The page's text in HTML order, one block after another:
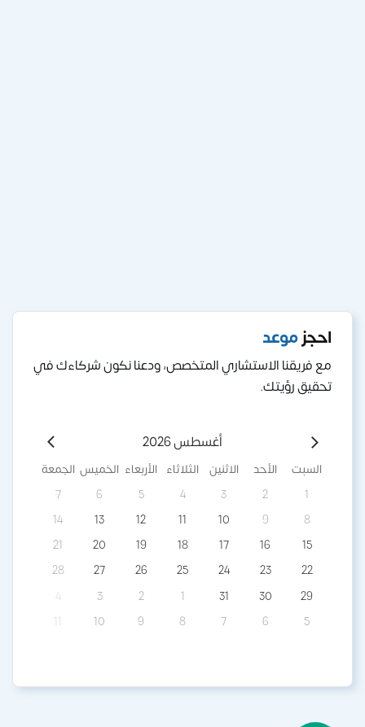
احجزموعد
مع فريقنا الاستشاري المتخصص، ودعنا نكون شركاءك في
تحقيق رؤيتك.
أغسطس 2026
السبت الأحد الاثنين الثلاثاء الأربعاء الخميس الجمعة
1
2
3
4
5
6
7
8
9
10
11
12
13
14
15
16
17
18
19
20
21
22
23
24
25
26
27
28
29
30
31
1
2
3
4
5
6
7
8
9
10
11